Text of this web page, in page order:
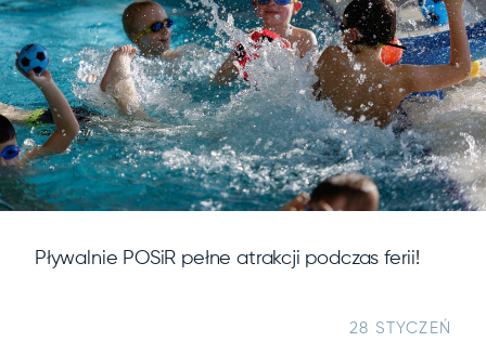
Pływalnie POSiR pełne atrakcji podczas ferii!
28 STYCZEŃ